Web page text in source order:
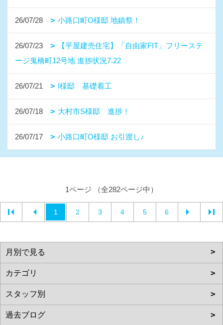
26/07/28 小路口町O様邸 地鎮祭！
26/07/23
【平屋建売住宅】「自由家FIT」フリーステ
ージ鬼橋町12号地 進捗状況7.22
26/07/21 I様邸 基礎着工
26/07/18 大村市S様邸 進捗！
26/07/17 小路口町O様邸 お引渡し♪
1ページ （全282ページ中）
1 2 3 4 5 6